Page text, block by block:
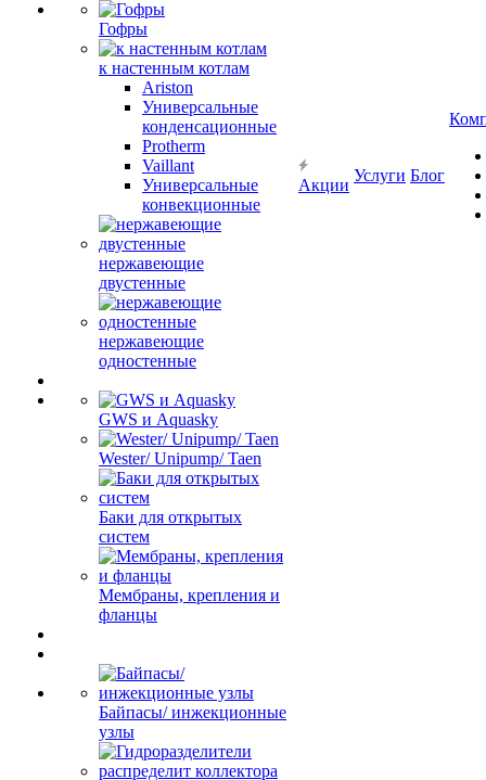
Гофры
к настенным котлам
Ariston
Универсальные
конденсационные
Protherm
Vaillant
Универсальные
конвекционные
нержавеющие
двустенные
нержавеющие
одностенные
GWS и Aquasky
Wester/ Unipump/ Taen
Баки для открытых
систем
Мембраны, крепления и
фланцы
Байпасы/ инжекционные
узлы
Акции
Услуги Блог